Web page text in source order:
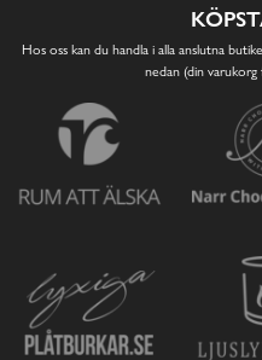
Hos oss kan du handla i alla anslutna
nedan (din